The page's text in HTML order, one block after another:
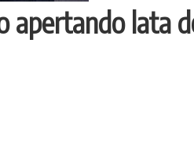
apertando lata